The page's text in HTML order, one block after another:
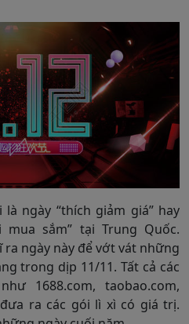
ngày “thích giảm giá” hay
sắm” tại Trung Quốc.
ngày này để vớt vát những
trong dịp 11/11. Tất cả các
1688.com, taobao.com,
ra các gói lì xì có giá trị.